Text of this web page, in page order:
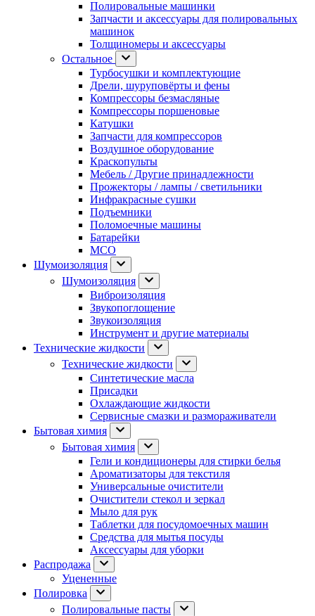
Полировальные машинки
Запчасти и аксессуары для полировальных
машинок
Толщиномеры и аксессуары
Остальное
Турбосушки и комплектующие
Дрели, шуруповёрты и фены
Компрессоры безмасляные
Компрессоры поршеновые
Катушки
Запчасти для компрессоров
Воздушное оборудование
Краскопульты
Мебель / Другие принадлежности
Прожекторы / лампы / светильники
Инфракрасные сушки
Подъемники
Поломоечные машины
Батарейки
МСО
Шумоизоляция
Шумоизоляция
Виброизоляция
Звукопоглощение
Звукоизоляция
Инструмент и другие материалы
Технические жидкости
Технические жидкости
Синтетические масла
Присадки
Охлаждающие жидкости
Сервисные смазки и размораживатели
Бытовая химия
Бытовая химия
Гели и кондиционеры для стирки белья
Ароматизаторы для текстиля
Универсальные очистители
Очистители стекол и зеркал
Мыло для рук
Таблетки для посудомоечных машин
Средства для мытья посуды
Аксессуары для уборки
Распродажа
Уцененные
Полировка
Полировальные пасты